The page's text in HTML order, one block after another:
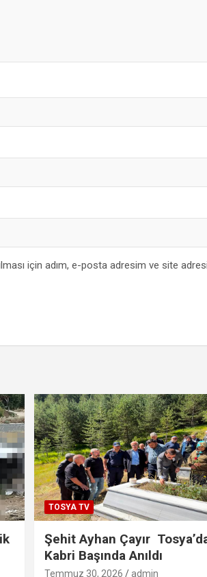
için adım, e-posta adresim ve site
TOSYA TV
Şehit Ayhan Çayır
Kabri Başında Anıldı
Temmuz 30, 2026 admin